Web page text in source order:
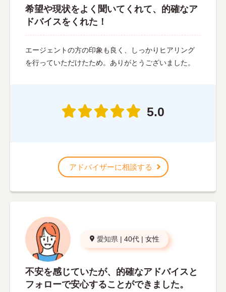
希望や現状をよく聞いてくれて、的確なア
ドバイスをくれた！
エージェントの方の印象も良く、しっかりヒアリング
を行っていただけたため。ありがとうございました。
5.0
アドバイザーに相談する
愛知県 | 40代 | 女性
不安を感じていたが、的確なアドバイスと
フォローで安心することができました。